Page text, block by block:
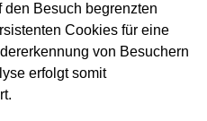
Besuch begrenzten
Cookies für eine
von Besuchern
erfolgt somit